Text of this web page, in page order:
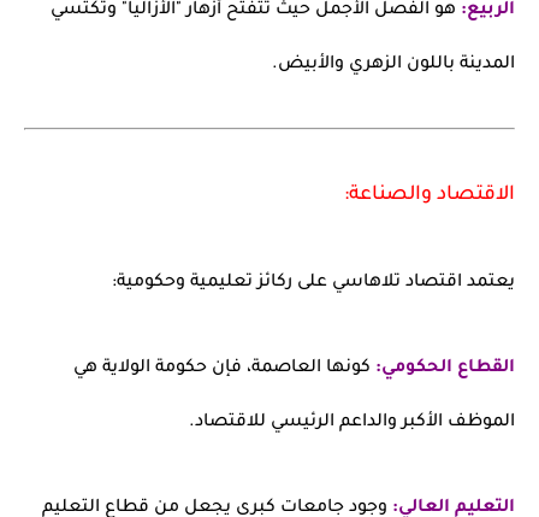
الربيع: هو الفصل الأجمل حيث تتفتح أزهار "الأزاليا" وتكتسي
المدينة باللون الزهري والأبيض.
الاقتصاد والصناعة:
يعتمد اقتصاد تلاهاسي على ركائز تعليمية وحكومية:
القطاع الحكومي: كونها العاصمة، فإن حكومة الولاية هي
الموظف الأكبر والداعم الرئيسي للاقتصاد.
التعليم العالي: وجود جامعات كبرى يجعل من قطاع التعليم